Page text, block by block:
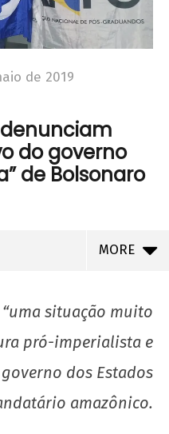
de 2019
do governo
de Bolsonaro
MORE
situação muito
pró-imperialista e
dos Estados
amazônico.